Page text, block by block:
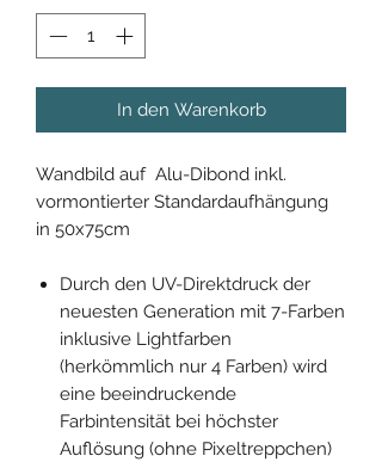
In den Warenkorb
Wandbild auf Alu-Dibond inkl.
vormontierter Standardaufhängung
in 50x75cm
Durch den UV-Direktdruck der
neuesten Generation mit 7-Farben
inklusive Lightfarben
(herkömmlich nur 4 Farben) wird
eine beeindruckende
Farbintensität bei höchster
Auflösung (ohne Pixeltreppchen)